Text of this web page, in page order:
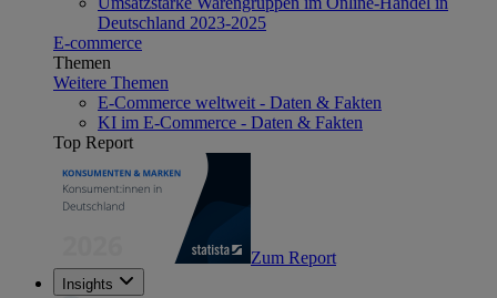
Deutschland 2023-2025
E-commerce
Themen
Weitere Themen
E-Commerce weltweit - Daten & Fakten
KI im E-Commerce - Daten & Fakten
Top Report
Zum Report
Insights